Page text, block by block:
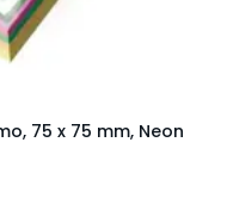
75 x 75 mm, Neon